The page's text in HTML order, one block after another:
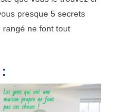
presque 5 secrets
rangé ne font tout